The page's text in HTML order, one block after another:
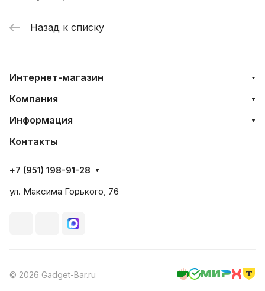
Назад к списку
Интернет-магазин
Компания
Информация
Контакты
+7 (951) 198-91-28
ул. Максима Горького, 76
© 2026 Gadget-Bar.ru